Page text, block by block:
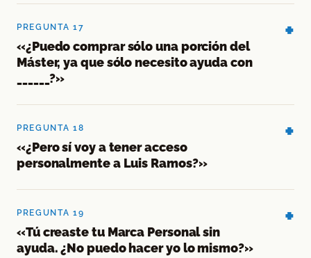
PREGUNTA 17
«¿Puedo comprar sólo una porción del
Máster, ya que sólo necesito ayuda con
______?»
PREGUNTA 18
«¿Pero sí voy a tener acceso
personalmente a Luis Ramos?»
PREGUNTA 19
«Tú creaste tu Marca Personal sin
ayuda. ¿No puedo hacer yo lo mismo?»